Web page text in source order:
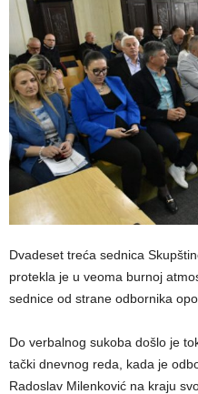
Dvadeset treća sednica
protekla je u veoma burnoj
sednice od strane odbornika
Do verbalnog sukoba došlo je
tački dnevnog reda, kada je
Radoslav Milenković na kraju